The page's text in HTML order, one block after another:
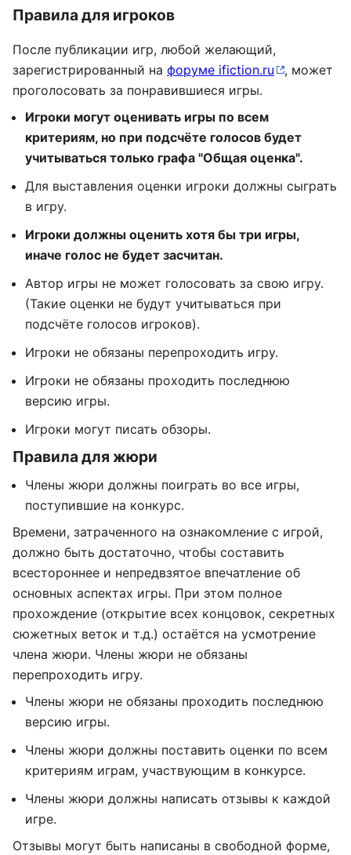
Правила для игроков
После публикации игр, любой желающий,
зарегистрированный на форуме ifiction.ru
, может
проголосовать за понравившиеся игры.
Игроки могут оценивать игры по всем
критериям, но при подсчёте голосов будет
учитываться только графа "Общая оценка".
Для выставления оценки игроки должны сыграть
в игру.
Игроки должны оценить хотя бы три игры,
иначе голос не будет засчитан.
Автор игры не может голосовать за свою игру.
(Такие оценки не будут учитываться при
подсчёте голосов игроков).
Игроки не обязаны перепроходить игру.
Игроки не обязаны проходить последнюю
версию игры.
Игроки могут писать обзоры.
Правила для жюри
Члены жюри должны поиграть во все игры,
поступившие на конкурс.
Времени, затраченного на ознакомление с игрой,
должно быть достаточно, чтобы составить
всестороннее и непредвзятое впечатление об
основных аспектах игры. При этом полное
прохождение (открытие всех концовок, секретных
сюжетных веток и т.д.) остаётся на усмотрение
члена жюри. Члены жюри не обязаны
перепроходить игру.
Члены жюри не обязаны проходить последнюю
версию игры.
Члены жюри должны поставить оценки по всем
критериям играм, участвующим в конкурсе.
Члены жюри должны написать отзывы к каждой
игре.
Отзывы могут быть написаны в свободной форме,